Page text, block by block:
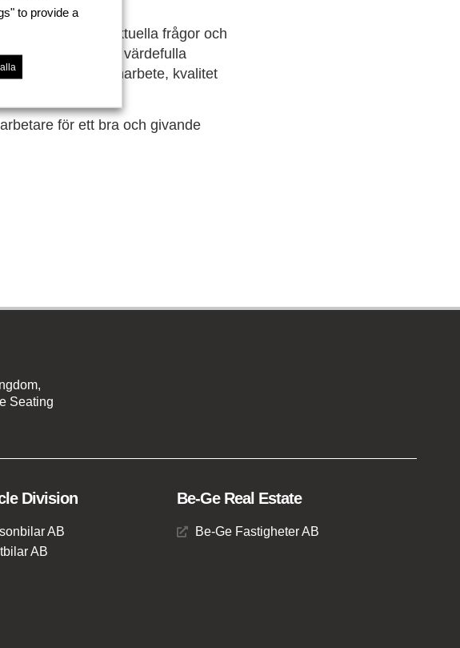
att diskutera aktuella frågor och
gav möjlighet till värdefulla
fokus på samarbete, kvalitet
för ett bra och givande
Seating
Division
AB
AB
Be-Ge Real Estate
Be-Ge Fastigheter AB
to provide a